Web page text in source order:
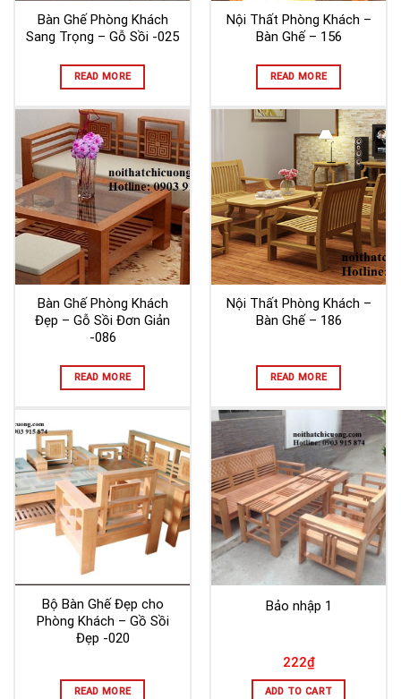
Bàn Ghế Phòng Khách
Sang Trọng – Gỗ Sồi -025
READ MORE
Nội Thất Phòng Khách –
Bàn Ghế – 156
READ MORE
Bàn Ghế Phòng Khách
Đẹp – Gỗ Sồi Đơn Giản
-086
READ MORE
Nội Thất Phòng Khách –
Bàn Ghế – 186
READ MORE
Bộ Bàn Ghế Đẹp cho
Phòng Khách – Gồ Sồi
Đẹp -020
READ MORE
Bảo nhập 1
222₫
ADD TO CART